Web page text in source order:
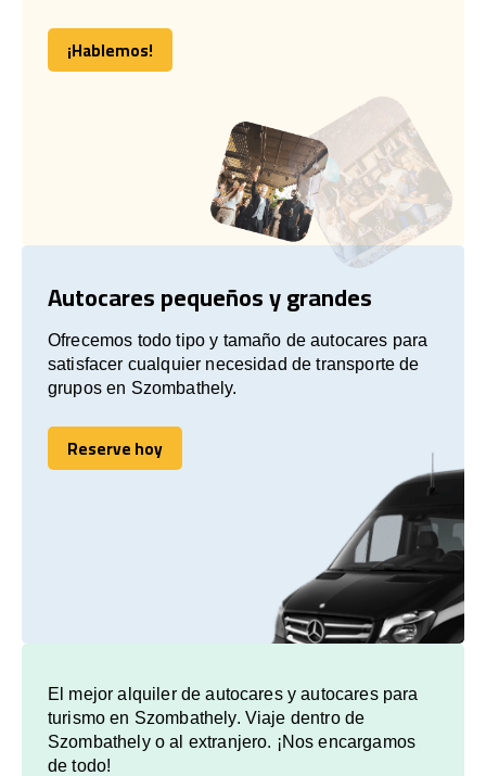
¡Hablemos!
¡Hablemos!
Autocares pequeños y grandes
Ofrecemos todo tipo y tamaño de autocares para
satisfacer cualquier necesidad de transporte de
grupos en Szombathely.
Reserve hoy
Reserve hoy
El mejor alquiler de autocares y autocares para
turismo en Szombathely. Viaje dentro de
Szombathely o al extranjero. ¡Nos encargamos
de todo!